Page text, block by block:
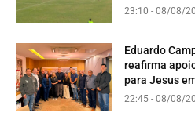
23:10 - 08/08/
Eduardo
reafirma
para Jesus
22:45 - 08/08/